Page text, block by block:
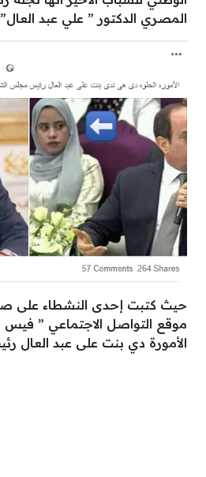
المصري الدكتور ” علي عبد
حيث كتبت إحدى النشطاء على
موقع التواصل الاجتماعي ” فيس
الأمورة دي بنت على عبد